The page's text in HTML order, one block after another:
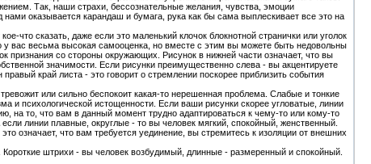
Так, наши страхи, бессознательные желания, чувства, эмоции
оказывается карандаш и бумага, рука как бы сама выплескивает все это на
что сказать, даже если это маленький клочок блокнотной странички или уголок
вас весьма высокая самооценка, но вместе с этим вы можете быть недовольны
со стороны окружающих. Рисунок в нижней части означает, что вы
значимости. Если рисунки преимущественно слева - вы акцентируете
край листа - это говорит о стремлении поскорее приблизить события
или сильно беспокоит какая-то нерешенная проблема. Слабые и тонкие
и психологической истощенности. Если ваши рисунки скорее угловатые, линии
на то, что вам в данный момент трудно адаптироваться к чему-то или кому-то
линии плавные, округлые - то вы человек мягкий, спокойный, женственный.
означает, что вам требуется уединение, вы стремитесь к изоляции от внешних
штрихи - вы человек возбудимый, длинные - размеренный и спокойный.